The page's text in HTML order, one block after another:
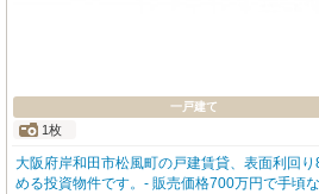
一戸建て
1枚
大阪府岸和田市松風町の戸建賃貸、表面利回
める投資物件です。- 販売価格700万円で手頃